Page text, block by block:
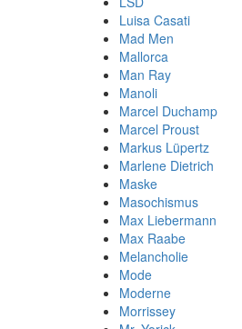
Luisa Casati
Mad Men
Mallorca
Man Ray
Manoli
Marcel Duchamp
Marcel Proust
Markus Lüpertz
Marlene Dietrich
Maske
Masochismus
Max Liebermann
Max Raabe
Melancholie
Mode
Moderne
Morrissey